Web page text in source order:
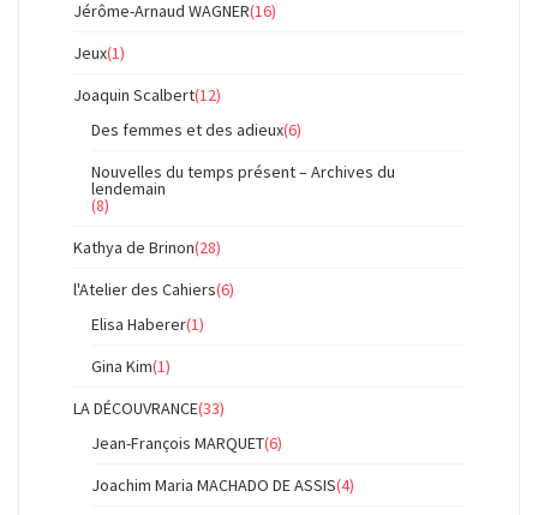
Jérôme-Arnaud WAGNER(16)
Jeux(1)
Joaquin Scalbert(12)
Des femmes et des adieux(6)
Nouvelles du temps présent – Archives du
lendemain
(8)
Kathya de Brinon(28)
l'Atelier des Cahiers(6)
Elisa Haberer(1)
Gina Kim(1)
LA DÉCOUVRANCE(33)
Jean-François MARQUET(6)
Joachim Maria MACHADO DE ASSIS(4)